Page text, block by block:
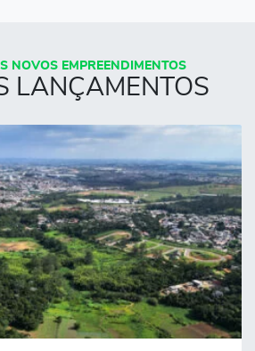
NOVOS EMPREENDIMENTOS
LANÇAMENTOS